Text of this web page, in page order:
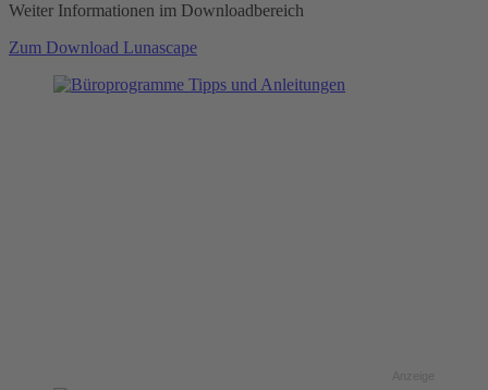
Weiter Informationen im Downloadbereich
Zum Download Lunascape